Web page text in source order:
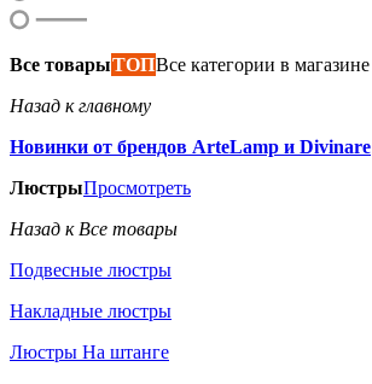
Все товарыТОПВсе категории в магазине
Назад к главному
Новинки от брендов ArteLamp и Divinare
ЛюстрыПросмотреть
Назад к Все товары
Подвесные люстры
Накладные люстры
Люстры На штанге